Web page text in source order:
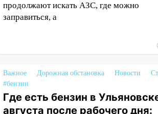
продолжают искать АЗС, где можно
заправиться, а
Важное Дорожная обстановка Новости
#бензин
Где есть бензин в
августа после рабочего дня: